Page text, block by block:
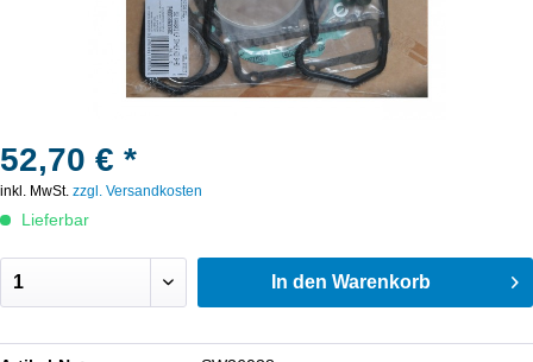
52,70 € *
inkl. MwSt. zzgl. Versandkosten
Lieferbar
In den Warenkorb